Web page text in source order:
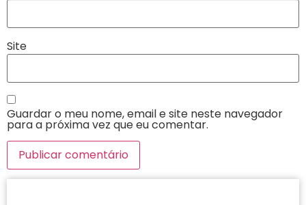
Site
Guardar o meu nome, email e site neste navegador
para a próxima vez que eu comentar.